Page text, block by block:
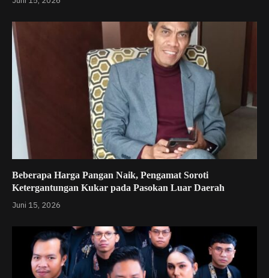
Beberapa Harga Pangan Naik, Pengamat Soroti
Ketergantungan Kukar pada Pasokan Luar Daerah
Juni 15, 2026